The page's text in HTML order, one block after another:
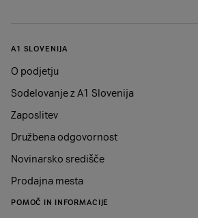
A1 SLOVENIJA
O podjetju
Sodelovanje z A1 Slovenija
Zaposlitev
Družbena odgovornost
Novinarsko središče
Prodajna mesta
POMOČ IN INFORMACIJE